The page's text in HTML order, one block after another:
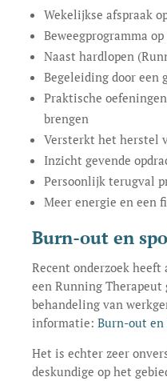
Wekelijkse afspraak
Beweegprogramma
Naast hardlopen
Begeleiding door een
Praktische
brengen
Versterkt het herstel
Inzicht gevende
Persoonlijk terugval
Meer energie en een
Burn-out en
Recent onderzoek
een Running
behandeling van
informatie: Burn-out en
Het is echter zeer
deskundige op het